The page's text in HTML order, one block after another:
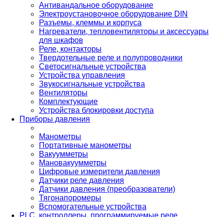
Антивандальное оборудование
Электроустановочное оборудование DIN
Разъемы, клеммы и корпуса
Нагреватели, тепловентиляторы и аксессуары
для шкафов
Реле, контакторы
Твердотельные реле и полупроводники
Светосигнальные устройства
Устройства управления
Звукосигнальные устройства
Вентиляторы
Комплектующие
Устройства блокировки доступа
Приборы давления
Манометры
Портативные манометры
Вакуумметры
Мановакуумметры
Цифровые измерители давления
Датчики реле давления
Датчики давления (преобразователи)
Тягонапоромеры
Вспомогательные устройства
PLС, контроллеры, программируемые реле